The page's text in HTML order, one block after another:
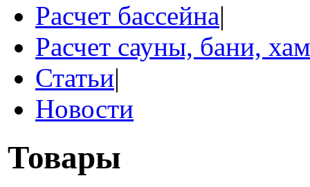
Расчет бассейна|
Расчет сауны, бани,
Статьи|
Новости
Товары